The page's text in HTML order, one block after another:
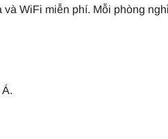
WiFi miễn phí. Mỗi phòng